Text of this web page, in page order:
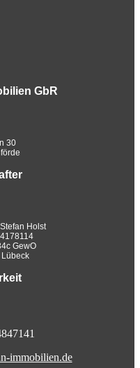
GbR
30
Holst
GewO
immobilien.de